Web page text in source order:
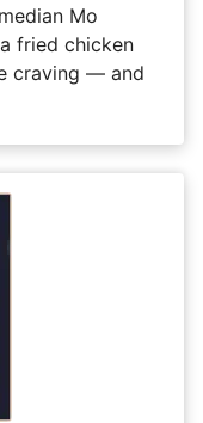
Mo
fried chicken
craving — and